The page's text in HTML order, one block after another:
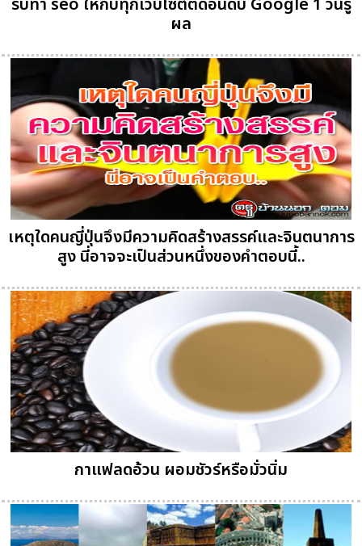
รับทำ seo ให้กับทุกเว็บไซต์ติดอันดับ Google 1 วันรู้
ผล
เหตุใดคนญี่ปุ่นจึงมีความคิดสร้างสรรค์และจินตนาการ
สูง นี่อาจจะเป็นส่วนหนึ่งของคำตอบนี้..
กาแฟลดอ้วน ผอมชัวร์หรือมั่วนิ่ม